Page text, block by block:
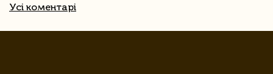
Усі коментарі